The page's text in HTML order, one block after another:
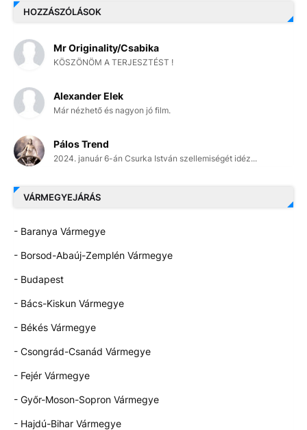
HOZZÁSZÓLÁSOK
Mr Originality/Csabika
KÖSZÖNÖM A TERJESZTÉST !
Alexander Elek
Már nézhető és nagyon jó film.
Pálos Trend
2024. január 6-án Csurka István szellemiségét idéz...
VÁRMEGYEJÁRÁS
- Baranya Vármegye
- Borsod-Abaúj-Zemplén Vármegye
- Budapest
- Bács-Kiskun Vármegye
- Békés Vármegye
- Csongrád-Csanád Vármegye
- Fejér Vármegye
- Győr-Moson-Sopron Vármegye
- Hajdú-Bihar Vármegye